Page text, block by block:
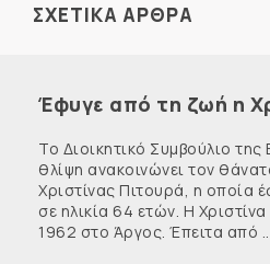
ΣΧΕΤΙΚΑ ΑΡΘΡΑ
Έφυγε από τη ζωή η
Το Διοικητικό Συμβούλιο της
θλίψη ανακοινώνει τον
Χριστίνας Πιτουρά, η οποία
σε ηλικία 64 ετών. Η
1962 στο Άργος. Έπειτα από ...